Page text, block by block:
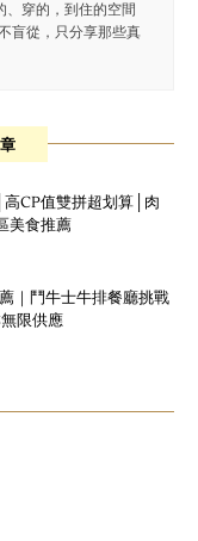
穿的，到住的空間
盲從，只分享那些真
CP值雙拼超划算│肉
美食推薦
｜鬥牛士牛排餐廳挑戰
限供應